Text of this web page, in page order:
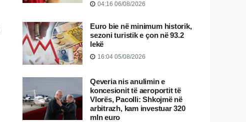
04:16 06/08/2026
Euro bie në minimum historik,
sezoni turistik e çon në 93.2
lekë
16:04 05/08/2026
Qeveria nis anulimin e
koncesionit të aeroportit të
Vlorës, Pacolli: Shkojmë në
arbitrazh, kam investuar 320
mln euro